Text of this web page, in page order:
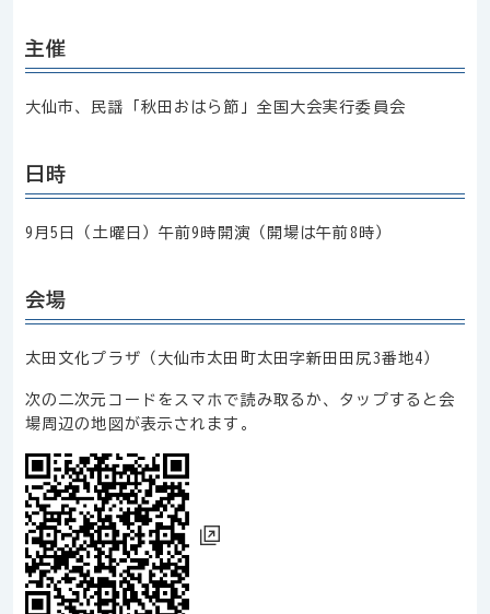
主催
大仙市、民謡「秋田おはら節」全国大会実行委員会
日時
9月5日（土曜日）午前9時開演（開場は午前8時）
会場
太田文化プラザ （大仙市太田町太田字新田田尻3番地4）
次の二次元コードをスマホで読み取るか、タップすると会
場周辺の地図が表示されます。